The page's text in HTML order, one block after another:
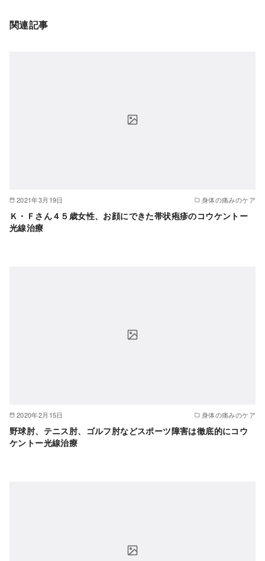
関連記事
2021年3月19日 身体の痛みのケア
Ｋ・Ｆさん４５歳女性、お顔にできた帯状疱疹のコウケントー
光線治療
2020年2月15日 身体の痛みのケア
野球肘、テニス肘、ゴルフ肘などスポーツ障害は徹底的にコウ
ケントー光線治療